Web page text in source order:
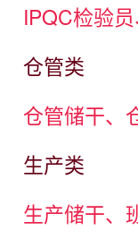
IPQC检验
仓管类
仓管储干、
生产类
生产储干、